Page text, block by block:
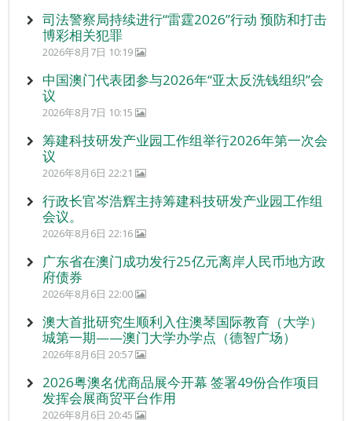
司法警察局持续进行“雷霆2026”行动 预防和打击
博彩相关犯罪
2026年8月7日 10:19
中国澳门代表团参与2026年“亚太反洗钱组织”会
议
2026年8月7日 10:15
筹建科技研发产业园工作组举行2026年第一次会
议
2026年8月6日 22:21
行政长官岑浩辉主持筹建科技研发产业园工作组
会议。
2026年8月6日 22:16
广东省在澳门成功发行25亿元离岸人民币地方政
府债券
2026年8月6日 22:00
澳大首批研究生顺利入住澳琴国际教育（大学）
城第一期——澳门大学办学点（德智广场）
2026年8月6日 20:57
2026粤澳名优商品展今开幕 签署49份合作项目
发挥会展商贸平台作用
2026年8月6日 20:45